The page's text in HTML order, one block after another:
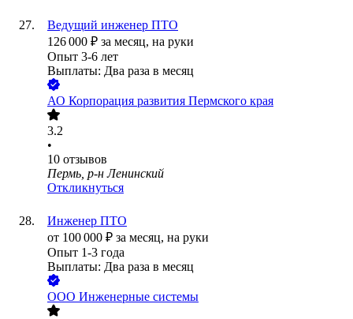
Ведущий инженер ПТО
126 000 ₽ за месяц, на руки
Опыт 3-6 лет
Выплаты: Два раза в месяц
АО Корпорация развития Пермского края
3.2
•
10 отзывов
Пермь, р-н Ленинский
Откликнуться
Инженер ПТО
от 100 000 ₽ за месяц, на руки
Опыт 1-3 года
Выплаты: Два раза в месяц
ООО Инженерные системы